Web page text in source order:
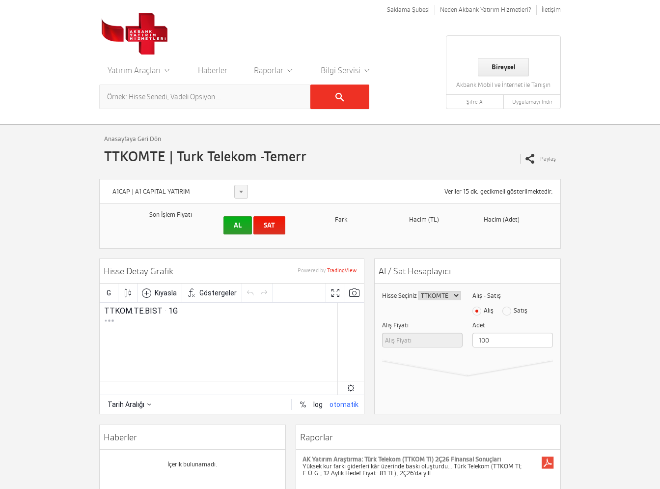
Saklama Şubesi Neden Akbank Yatırım Hizmetleri? İletişim
Bireysel
Akbank Mobil ve İnternet ile Tanışın
Şifre Al Uygulamayı İndir
Yatırım Araçları Haberler Raporlar Bilgi Servisi
Anasayfaya Geri Dön
TTKOMTE | Turk Telekom -Temerr Paylaş
A1CAP | A1 CAPITAL YATIRIM Veriler 15 dk. gecikmeli gösterilmektedir.
Son İşlem Fiyatı
AL SAT
Fark Hacim (TL) Hacim (Adet)
Hisse Detay Grafik Powered by TradingView Al / Sat Hesaplayıcı
Hisse Seçiniz
Alış - Satış
Alış
Satış
Alış Fiyatı
Adet
Haberler
İçerik bulunamadı.
Raporlar
AK Yatırım Araştırma: Türk Telekom (TTKOM TI) 2Ç26 Finansal Sonuçları
Yüksek kur farkı giderleri kâr üzerinde baskı oluşturdu… Türk Telekom (TTKOM TI;
E.Ü.G.; 12 Aylık Hedef Fiyat: 81 TL), 2Ç26’da yıll...